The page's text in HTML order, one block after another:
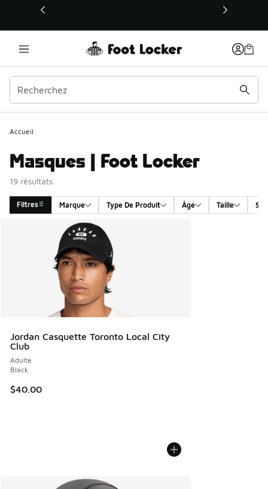
Ce lien s’ouvrira dans une nouvelle fenêtre
Accueil
Masques | Foot Locker
19 résultats
Filtres Marque Type De Produit Âge Taille
Search Results
Jordan Casquette Toronto Local City
Club
Adulte
Black
$40.00